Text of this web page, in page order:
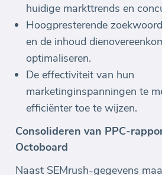
huidige markttrends en
Hoogpresterende
en de inhoud
optimaliseren.
De effectiviteit van hun
marketinginspanningen te
efficiënter toe te wijzen.
Consolideren van PPC-
Octoboard
Naast SEMrush-gegevens